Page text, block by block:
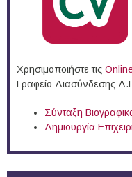
Χρησιμοποιήστε τις
Γραφείο Διασύνδεσης
Σύνταξη
Δημιουργία